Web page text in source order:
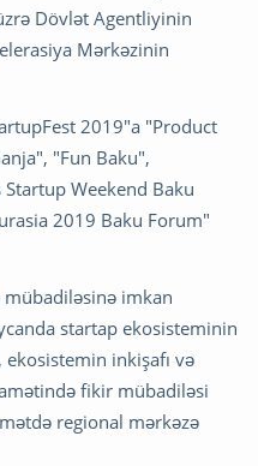
Dövlət Agentliyinin
Mərkəzinin
2019"a "Product
"Fun Baku",
Weekend Baku
2019 Baku Forum"
mübadiləsinə imkan
startap ekosisteminin
ekosistemin inkişafı və
fikir mübadiləsi
regional mərkəzə